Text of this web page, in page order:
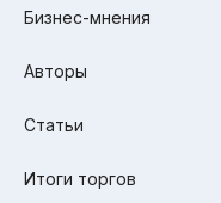
Бизнес-мнения
Авторы
Статьи
Итоги торгов